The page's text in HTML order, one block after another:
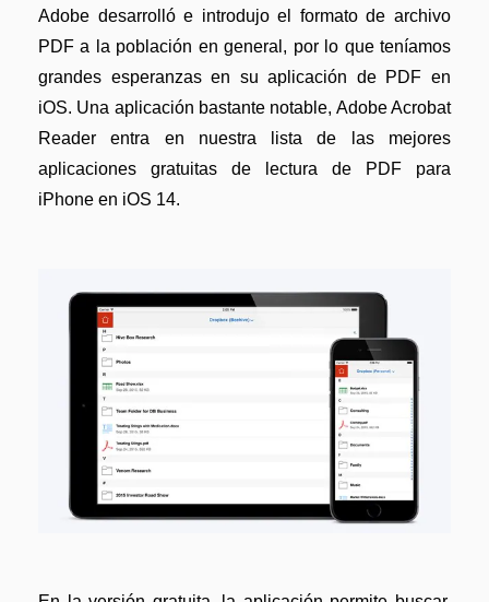
Adobe desarrolló e introdujo el formato de archivo
PDF a la población en general, por lo que teníamos
grandes esperanzas en su aplicación de PDF en
iOS. Una aplicación bastante notable, Adobe Acrobat
Reader entra en nuestra lista de las mejores
aplicaciones gratuitas de lectura de PDF para
iPhone en iOS 14.